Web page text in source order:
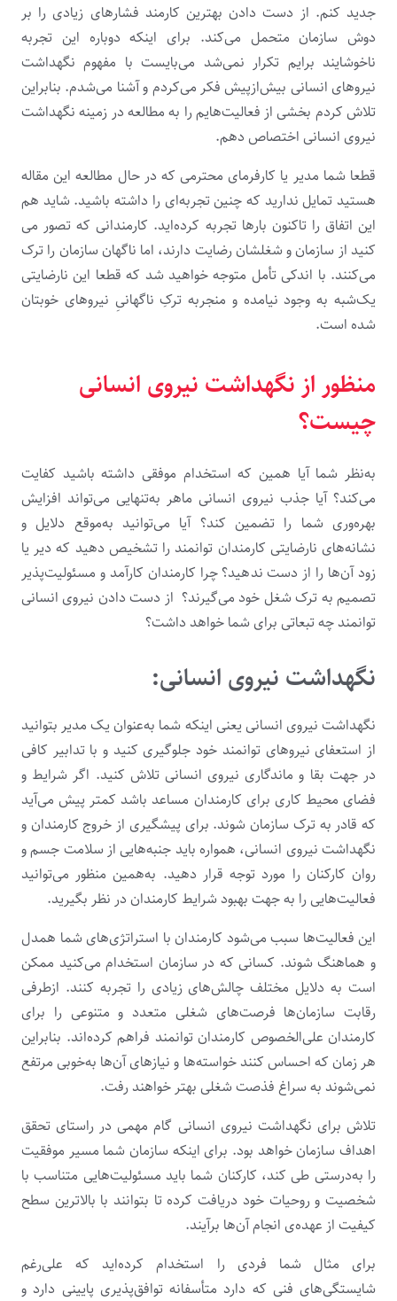
جدید کنم. از دست دادن بهترین کارمند فشارهای زیادی را بر
دوش سازمان متحمل می‌کند. برای اینکه دوباره این تجربه
ناخوشایند برایم تکرار نمی‌شد می‌بایست با مفهوم نگهداشت
نیروهای انسانی بیش‌ازپیش فکر می‌کردم و آشنا می‌شدم. بنابراین
تلاش کردم بخشی از فعالیت‌هایم را به مطالعه در زمینه نگهداشت
نیروی انسانی اختصاص دهم.
قطعا شما مدیر یا کارفرمای محترمی که در حال مطالعه این مقاله
هستید تمایل ندارید که چنین تجربه‌ای را داشته باشید‌. شاید هم
این اتفاق را تاکنون بارها تجربه کرده‌اید. کارمندانی که تصور می
کنید از سازمان و شغلشان رضایت دارند، اما ناگهان سازمان را ترک
می‌کنند. با اندکی تأمل متوجه خواهید شد که قطعا این نارضایتی
یک‌شبه به وجود نیامده و منجربه ترکِ ناگهانیِ نیروهای خوبتان
شده است.
منظور از نگهداشت نیروی انسانی
چیست؟
به‌نظر شما آیا همین که استخدام موفقی داشته باشید کفایت
می‌کند؟ آیا جذب نیروی انسانی ماهر به‌تنهایی می‌تواند افزایش
بهره‌وری شما را تضمین کند؟ آیا می‌توانید به‌موقع دلایل و
نشانه‌های نارضایتی کارمندان توانمند را تشخیص دهید که دیر یا
زود آن‌ها را از دست ندهید؟ چرا کارمندان کارآمد و مسئولیت‌پذیر
تصمیم به ترک شغل خود می‌گیرند؟ از دست دادن نیروی انسانی
توانمند چه تبعاتی برای شما خواهد داشت؟
نگهداشت نیروی انسانی:
نگهداشت نیروی انسانی یعنی اینکه شما به‌عنوان یک مدیر بتوانید
از استعفای نیروهای توانمند خود جلوگیری کنید و با تدابیر کافی
در جهت بقا و ماندگاری نیروی انسانی تلاش کنید. اگر شرایط و
فضای محیط کاری برای کارمندان مساعد باشد کمتر پیش می‌آید
که قادر به ترک سازمان شوند. برای پیشگیری از خروج کارمندان و
نگهداشت نیروی انسانی، همواره باید جنبه‌هایی از سلامت جسم و
روان کارکنان را مورد توجه قرار دهید. به‌همین منظور می‌توانید
فعالیت‌هایی را به جهت بهبود شرایط کارمندان در نظر بگیرید.
این فعالیت‌ها سبب می‌شود کارمندان با استراتژی‌های شما همدل
و هماهنگ شوند. کسانی که در سازمان استخدام می‌کنید ممکن
است به دلایل مختلف چالش‌های زیادی را تجربه کنند. ازطرفی
رقابت سازمان‌ها فرصت‌های شغلی متعدد و متنوعی را برای
کارمندان علی‌الخصوص کارمندان توانمند فراهم کرده‌اند. بنابراین
هر زمان که احساس کنند خواسته‌ها و نیازهای آن‌ها به‌خوبی مرتفع
نمی‌شوند به سراغ فذصت شغلی بهتر خواهند رفت.
تلاش برای نگهداشت نیروی انسانی گام مهمی در راستای تحقق
اهداف سازمان خواهد بود. برای اینکه سازمان شما مسیر موفقیت
را به‌درستی طی کند، کارکنان شما باید مسئولیت‌هایی متناسب با
شخصیت و روحیات خود دریافت کرده تا بتوانند با بالاترین سطح
کیفیت از عهده‌ی انجام آن‌ها برآیند.
برای مثال شما فردی را استخدام کرده‌اید که علی‌رغم
شایستگی‌های فنی که دارد متأسفانه توافق‌پذیری پایینی دارد و